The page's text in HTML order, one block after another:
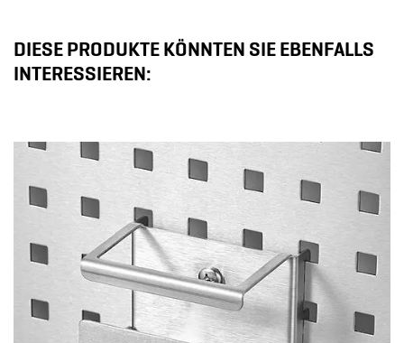
DIESE PRODUKTE KÖNNTEN SIE EBENFALLS
INTERESSIEREN: